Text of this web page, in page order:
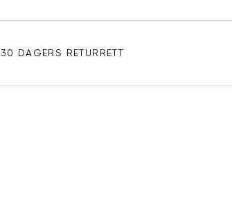
30 DAGERS RETURRETT